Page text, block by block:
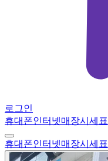
로그인
휴대폰인터넷매장시세표
휴대폰인터넷매장시세표